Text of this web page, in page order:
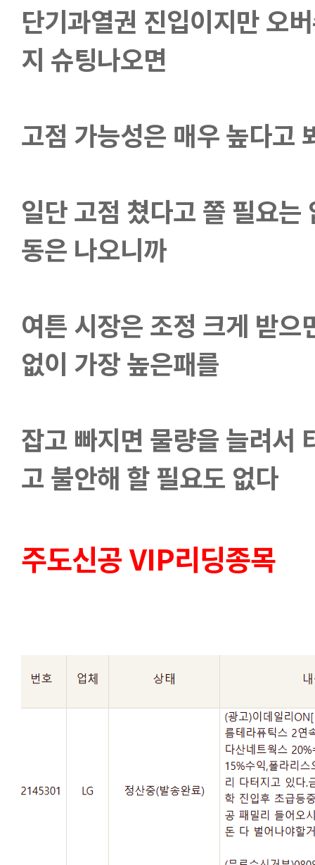
단기과열권 진입이지만 오
지 슈팅나오면
고점 가능성은 매우 높다고
일단 고점 쳤다고 쫄 필요
동은 나오니까
여튼 시장은 조정 크게 받
없이 가장 높은패를
잡고 빠지면 물량을 늘려서
고 불안해 할 필요도 없다
주도신공 VIP리딩종목